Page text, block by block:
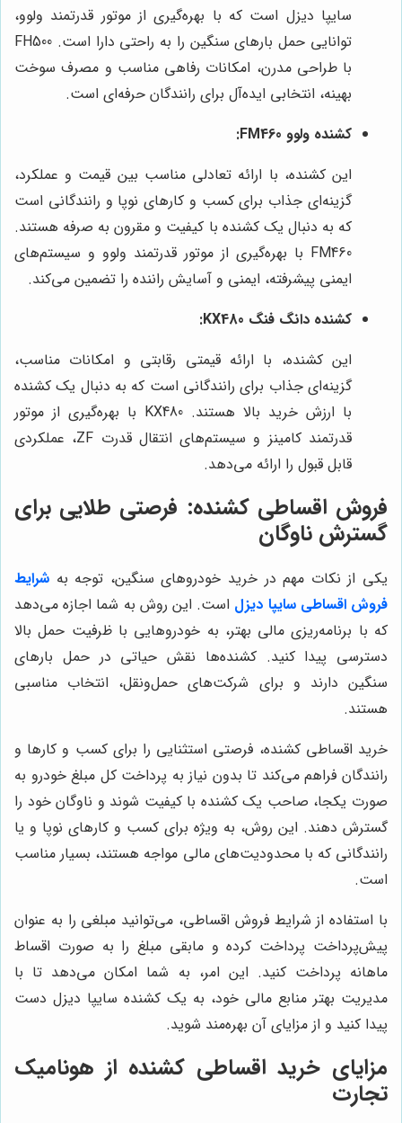
سایپا دیزل است که با بهره‌گیری از موتور قدرتمند ولوو،
توانایی حمل بارهای سنگین را به راحتی دارا است. FH500
با طراحی مدرن، امکانات رفاهی مناسب و مصرف سوخت
بهینه، انتخابی ایده‌آل برای رانندگان حرفه‌ای است.
کشنده ولوو FM460:
این کشنده، با ارائه تعادلی مناسب بین قیمت و عملکرد،
گزینه‌ای جذاب برای کسب و کارهای نوپا و رانندگانی است
که به دنبال یک کشنده با کیفیت و مقرون به صرفه هستند.
FM460 با بهره‌گیری از موتور قدرتمند ولوو و سیستم‌های
ایمنی پیشرفته، ایمنی و آسایش راننده را تضمین می‌کند.
کشنده دانگ فنگ KX480:
این کشنده، با ارائه قیمتی رقابتی و امکانات مناسب،
گزینه‌ای جذاب برای رانندگانی است که به دنبال یک کشنده
با ارزش خرید بالا هستند. KX480 با بهره‌گیری از موتور
قدرتمند کامینز و سیستم‌های انتقال قدرت ZF، عملکردی
قابل قبول را ارائه می‌دهد.
فروش اقساطی کشنده: فرصتی طلایی برای
گسترش ناوگان
یکی از نکات مهم در خرید خودروهای سنگین، توجه به شرایط
فروش اقساطی سایپا دیزل است. این روش به شما اجازه می‌دهد
که با برنامه‌ریزی مالی بهتر، به خودروهایی با ظرفیت حمل بالا
دسترسی پیدا کنید. کشنده‌ها نقش حیاتی در حمل بارهای
سنگین دارند و برای شرکت‌های حمل‌ونقل، انتخاب مناسبی
هستند.
خرید اقساطی کشنده، فرصتی استثنایی را برای کسب و کارها و
رانندگان فراهم می‌کند تا بدون نیاز به پرداخت کل مبلغ خودرو به
صورت یکجا، صاحب یک کشنده با کیفیت شوند و ناوگان خود را
گسترش دهند. این روش، به ویژه برای کسب و کارهای نوپا و یا
رانندگانی که با محدودیت‌های مالی مواجه هستند، بسیار مناسب
است.
با استفاده از شرایط فروش اقساطی، می‌توانید مبلغی را به عنوان
پیش‌پرداخت پرداخت کرده و مابقی مبلغ را به صورت اقساط
ماهانه پرداخت کنید. این امر، به شما امکان می‌دهد تا با
مدیریت بهتر منابع مالی خود، به یک کشنده سایپا دیزل دست
پیدا کنید و از مزایای آن بهره‌مند شوید.
مزایای خرید اقساطی کشنده از هونامیک
تجارت